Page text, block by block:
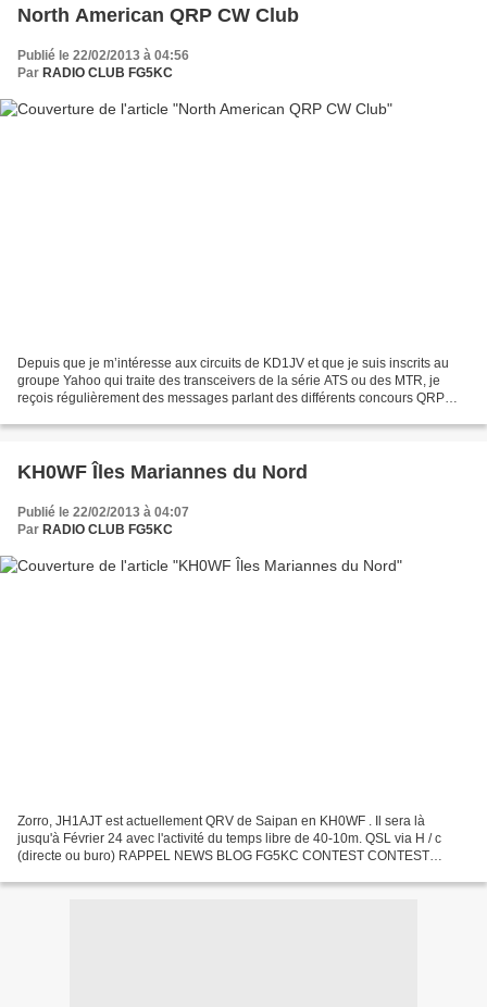
North American QRP CW Club
Publié le 22/02/2013 à 04:56
Par RADIO CLUB FG5KC
Depuis que je m’intéresse aux circuits de KD1JV et que je suis inscrits au
groupe Yahoo qui traite des transceivers de la série ATS ou des MTR, je
reçois régulièrement des messages parlant des différents concours QRP
KH0WF Îles Mariannes du Nord
Publié le 22/02/2013 à 04:07
Par RADIO CLUB FG5KC
Zorro, JH1AJT est actuellement QRV de Saipan en KH0WF . Il sera là
jusqu'à Février 24 avec l'activité du temps libre de 40-10m. QSL via H / c
(directe ou buro) RAPPEL NEWS BLOG FG5KC CONTEST CONTEST